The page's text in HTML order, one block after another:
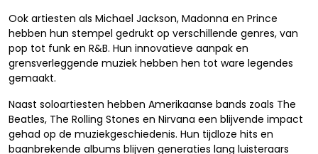
Ook artiesten als Michael Jackson, Madonna en Prince
hebben hun stempel gedrukt op verschillende genres, van
pop tot funk en R&B. Hun innovatieve aanpak en
grensverleggende muziek hebben hen tot ware legendes
gemaakt.
Naast soloartiesten hebben Amerikaanse bands zoals The
Beatles, The Rolling Stones en Nirvana een blijvende impact
gehad op de muziekgeschiedenis. Hun tijdloze hits en
baanbrekende albums blijven generaties lang luisteraars